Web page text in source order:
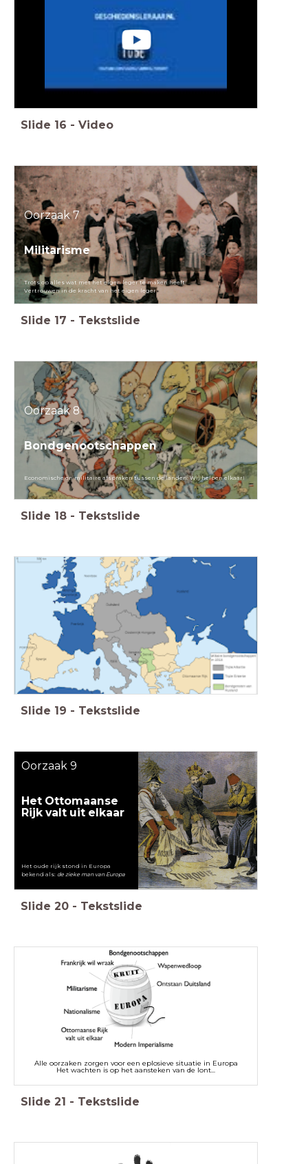
Slide 16 - Video
Oorzaak 7
Militarisme
Trots op alles wat met het eigen leger te maken heeft
Vertrouwen in de kracht van het eigen leger
Slide 17 - Tekstslide
Oorzaak 8
Bondgenootschappen
Economische en militaire afspraken tussen de landen: Wij helpen elkaar!
Slide 18 - Tekstslide
Slide 19 - Tekstslide
Oorzaak 9
Het Ottomaanse
Rijkvalt uit elkaar
Het oude rijk stond in Europa
bekend als:de zieke man van Europa
Slide 20 - Tekstslide
Alle oorzaken zorgen voor een eplosieve situatie in Europa
Het wachten is op het aansteken van de lont...
Slide 21 - Tekstslide